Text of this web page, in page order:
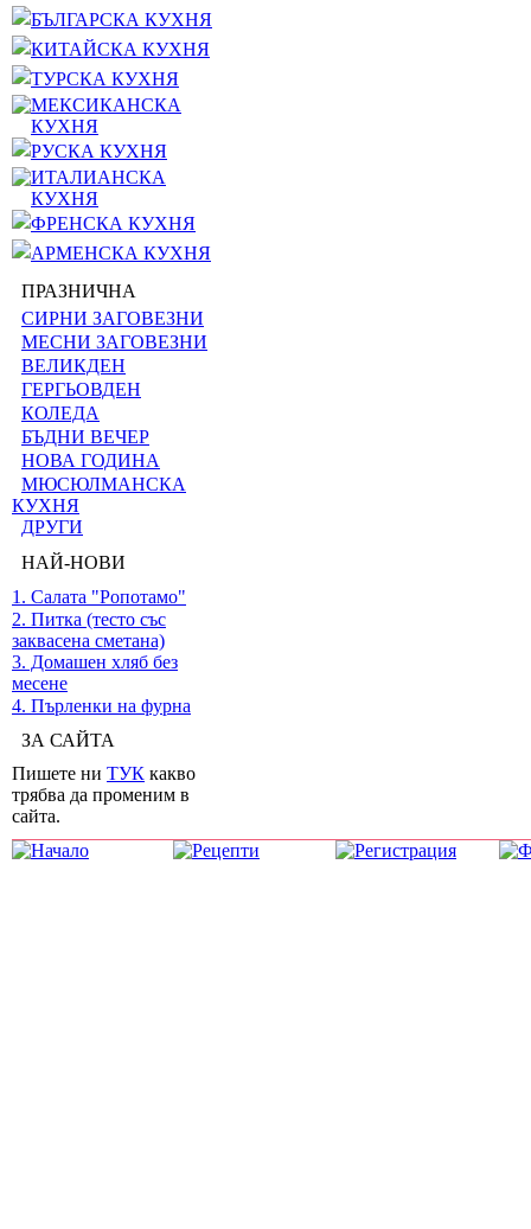
БЪЛГАРСКА КУХНЯ
КИТАЙСКА КУХНЯ
ТУРСКА КУХНЯ
МЕКСИКАНСКА
КУХНЯ
РУСКА КУХНЯ
ИТАЛИАНСКА
КУХНЯ
ФРЕНСКА КУХНЯ
АРМЕНСКА КУХНЯ
ПРАЗНИЧНА
СИРНИ ЗАГОВЕЗНИ
МЕСНИ ЗАГОВЕЗНИ
ВЕЛИКДЕН
ГЕРГЬОВДЕН
КОЛЕДА
БЪДНИ ВЕЧЕР
НОВА ГОДИНА
МЮСЮЛМАНСКА
КУХНЯ
ДРУГИ
НАЙ-НОВИ
1. Салата "Ропотамо"
2. Питка (тесто със
заквасена сметана)
3. Домашен хляб без
месене
4. Пърленки на фурна
ЗА САЙТА
Пишете ни ТУК какво
трябва да променим в
сайта.